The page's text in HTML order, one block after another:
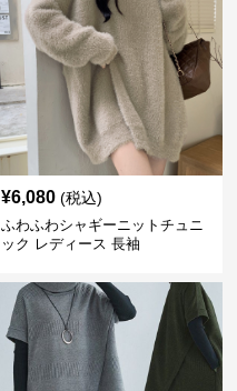
¥6,080 (税込)
ふわふわシャギーニットチュニ
ック レディース 長袖